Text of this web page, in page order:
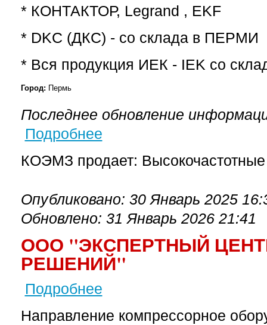
* КОНТАКТОР, Legrand , EKF
* DKC (ДКС) - со склада в ПЕРМИ
* Вся продукция ИЕК - IEK со
Город: Пермь
Последнее обновление
Подробнее
КОЭМЗ продает:
Опубликовано: 30 Январь 2025
Обновлено: 31 Январь 2026 21:41
ООО "ЭКСПЕРТНЫЙ
РЕШЕНИЙ"
Подробнее
Направление компрессорное